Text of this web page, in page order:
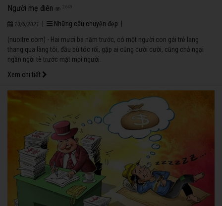
Người mẹ điên 2649
10/6/2021 Những câu chuyện đẹp
(nuoitre.com) - Hai mươi ba năm trước, có một người con gái trẻ lang
thang qua làng tôi, đầu bù tóc rối, gặp ai cũng cười cười, cũng chả ngại
ngần ngồi tè trước mặt mọi người.
Xem chi tiết